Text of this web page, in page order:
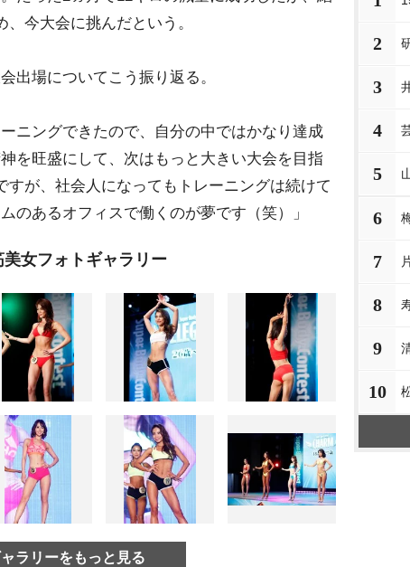
今大会に挑んだという。
出場についてこう振り返る。
ニングできたので、自分の中ではかなり達成
を旺盛にして、次はもっと大きい大会を目指
すが、社会人になってもトレーニングは続けて
のあるオフィスで働くのが夢です（笑）」
女フォトギャラリー
ラリーをもっと見る
2
3
4
5
6
7
8
9
10